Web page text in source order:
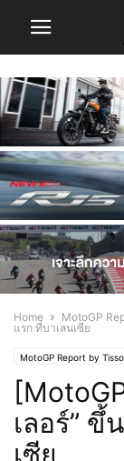
Home MotoGP
แรก ที่บาเลนเซีย
MotoGP Report by
เลอร์”
เซีย